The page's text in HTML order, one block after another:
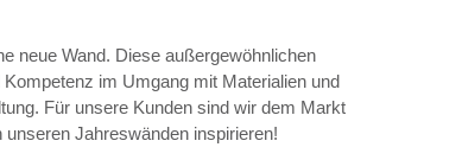
neue Wand. Diese außergewöhnlichen
im Umgang mit Materialien und
Für unsere Kunden sind wir dem Markt
Jahreswänden inspirieren!